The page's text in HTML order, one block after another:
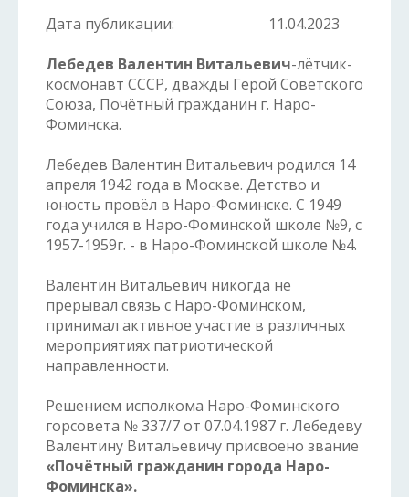
Дата публикации:
11.04.2023
Лебедев Валентин Витальевич-лётчик-
космонавт СССР, дважды Герой Советского
Союза, Почётный гражданин г. Наро-
Фоминска.
Лебедев Валентин Витальевич родился 14
апреля 1942 года в Москве. Детство и
юность провёл в Наро-Фоминске. С 1949
года учился в Наро-Фоминской школе №9, с
1957-1959г. - в Наро-Фоминской школе №4.
Валентин Витальевич никогда не
прерывал связь с Наро-Фоминском,
принимал активное участие в различных
мероприятиях патриотической
направленности.
Решением исполкома Наро-Фоминского
горсовета № 337/7 от 07.04.1987 г. Лебедеву
Валентину Витальевичу присвоено звание
«Почётный гражданин города Наро-
Фоминска».